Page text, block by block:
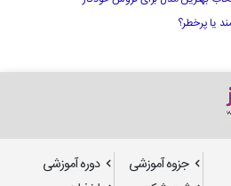
یا پرخطر؟
جزوه آموزشی
دوره آموزشی